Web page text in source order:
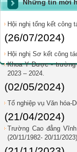
Những tin mới
Hội nghị tổng kết công
(26/07/2024)
Hội nghị Sơ kết công
Khoa Y Dược - trường
2023 – 2024.
(02/05/2024)
Tổ nghiệp vụ Văn hóa-
(21/04/2024)
Trường Cao đẳng
(20/11/1982- 20/11/